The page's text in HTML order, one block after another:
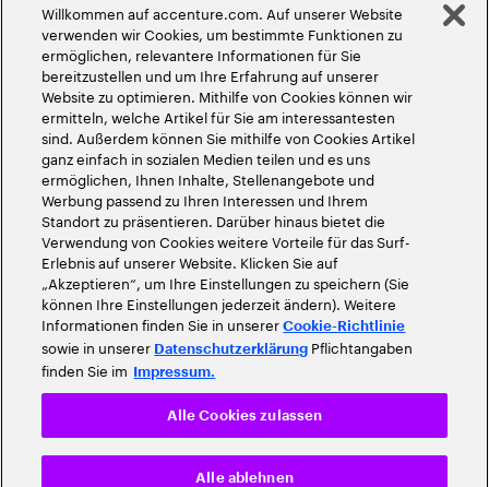
2026Accenture. Alle Rechte vorbehalten
Willkommen auf accenture.com. Auf unserer Website
verwenden wir Cookies, um bestimmte Funktionen zu
ermöglichen, relevantere Informationen für Sie
bereitzustellen und um Ihre Erfahrung auf unserer
Website zu optimieren. Mithilfe von Cookies können wir
ermitteln, welche Artikel für Sie am interessantesten
sind. Außerdem können Sie mithilfe von Cookies Artikel
ganz einfach in sozialen Medien teilen und es uns
ermöglichen, Ihnen Inhalte, Stellenangebote und
Werbung passend zu Ihren Interessen und Ihrem
Standort zu präsentieren. Darüber hinaus bietet die
Verwendung von Cookies weitere Vorteile für das Surf-
Erlebnis auf unserer Website. Klicken Sie auf
„Akzeptieren“, um Ihre Einstellungen zu speichern (Sie
können Ihre Einstellungen jederzeit ändern). Weitere
Informationen finden Sie in unsererCookie-Richtlinie
sowie in unserer Datenschutzerklärung Pflichtangaben
finden Sie im Impressum.
Alle ablehnen
Alle Cookies zulassen